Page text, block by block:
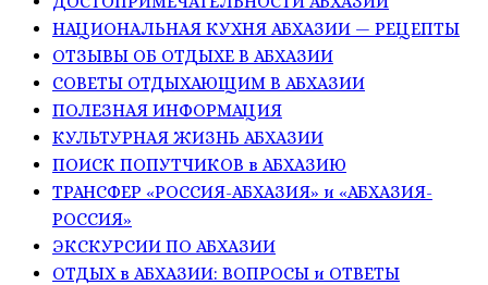
НАЦИОНАЛЬНАЯ КУХНЯ АБХАЗИИ — РЕЦЕПТЫ
ОТЗЫВЫ ОБ ОТДЫХЕ В АБХАЗИИ
СОВЕТЫ ОТДЫХАЮЩИМ В АБХАЗИИ
ПОЛЕЗНАЯ ИНФОРМАЦИЯ
КУЛЬТУРНАЯ ЖИЗНЬ АБХАЗИИ
ПОИСК ПОПУТЧИКОВ в АБХАЗИЮ
ТРАНСФЕР «РОССИЯ-АБХАЗИЯ» и «АБХАЗИЯ-
РОССИЯ»
ЭКСКУРСИИ ПО АБХАЗИИ
ОТДЫХ в АБХАЗИИ: ВОПРОСЫ и ОТВЕТЫ